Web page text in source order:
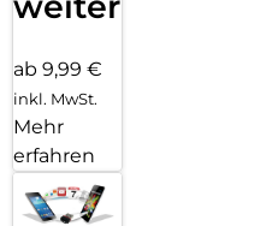
ab 9,99 €
inkl. MwSt.
Mehr
erfahren